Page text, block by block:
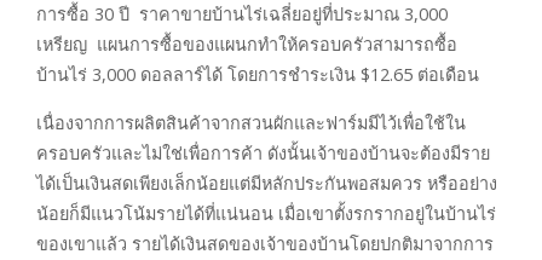
การซื้อ 30 ปี ราคาขายบ้านไร่เฉลี่ยอยู่ที่ประมาณ 3,000
เหรียญ แผนการซื้อของแผนกทำให้ครอบครัวสามารถซื้อ
บ้านไร่ 3,000 ดอลลาร์ได้ โดยการชำระเงิน $12.65 ต่อเดือน
เนื่องจากการผลิตสินค้าจากสวนผักและฟาร์มมีไว้เพื่อใช้ใน
ครอบครัวและไม่ใช่เพื่อการค้า ดังนั้นเจ้าของบ้านจะต้องมีราย
ได้เป็นเงินสดเพียงเล็กน้อยแต่มีหลักประกันพอสมควร หรืออย่าง
น้อยก็มีแนวโน้มรายได้ที่แน่นอน เมื่อเขาตั้งรกรากอยู่ในบ้านไร่
ของเขาแล้ว รายได้เงินสดของเจ้าของบ้านโดยปกติมาจากการ